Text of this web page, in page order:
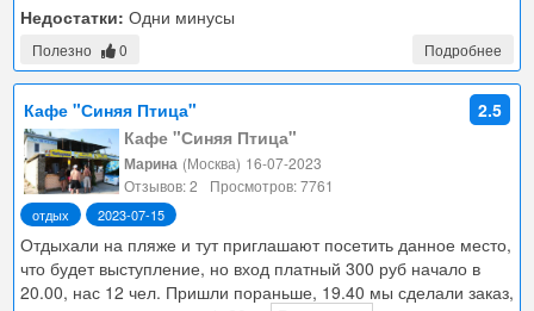
Недостатки: Одни минусы
Полезно 0 Подробнее
Кафе "Синяя Птица"
2.5
Кафе "Синяя Птица"
Марина (Москва) 16-07-2023
Отзывов: 2
Просмотров: 7761
отдых 2023-07-15
Отдыхали на пляже и тут приглашают посетить данное место,
что будет выступление, но вход платный 300 руб начало в
20.00, нас 12 чел. Пришли пораньше, 19.40 мы сделали заказ,